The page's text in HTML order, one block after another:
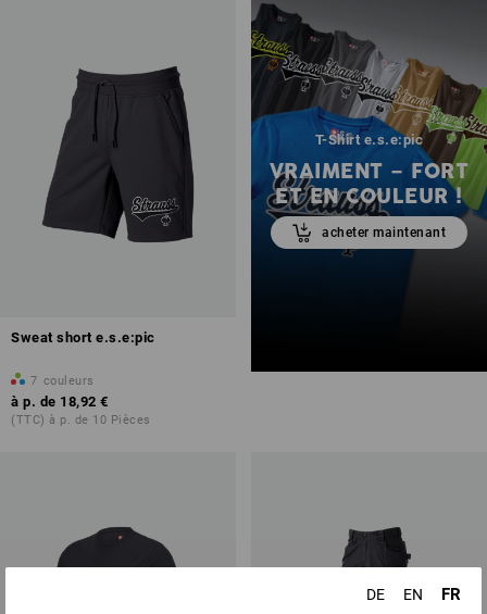
Sweat short e.s.e:pic
7 couleurs
à p. de 18,92 €
(TTC) à p. de 10 Pièces
T-Shirt e.s.e:pic
VRAIMENT – FORT
ET EN COULEUR !
acheter maintenant
DE EN FR